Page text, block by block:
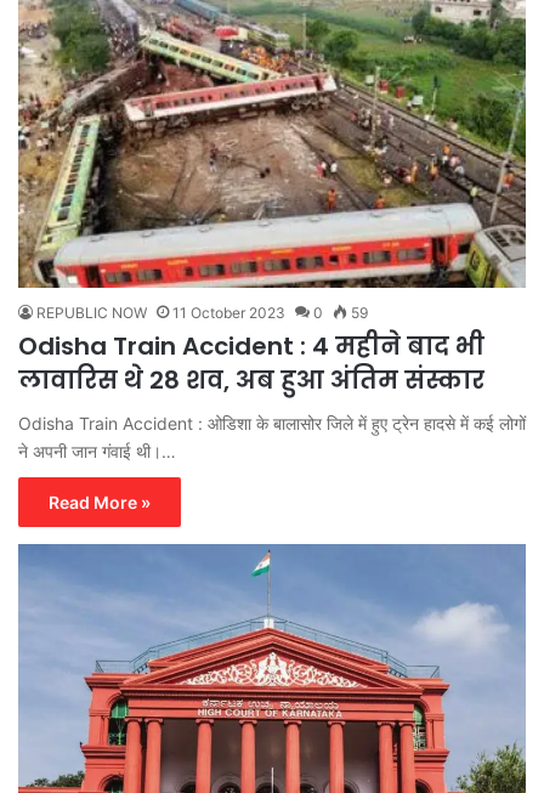
REPUBLIC NOW 11 October 2023 0 59
Odisha Train Accident : 4 महीने बाद भी
लावारिस थे 28 शव, अब हुआ अंतिम संस्कार
Odisha Train Accident : ओडिशा के बालासोर जिले में हुए ट्रेन हादसे में कई लोगों
ने अपनी जान गंवाई थी।…
Read More »